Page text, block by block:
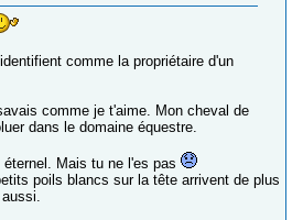
comme la propriétaire d'un
comme je t'aime. Mon cheval de
dans le domaine équestre.
Mais tu ne l'es pas
poils blancs sur la tête arrivent de plus